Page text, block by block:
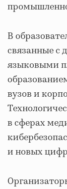
В
связанные с
языковыми
вузов и
в сферах
и новых